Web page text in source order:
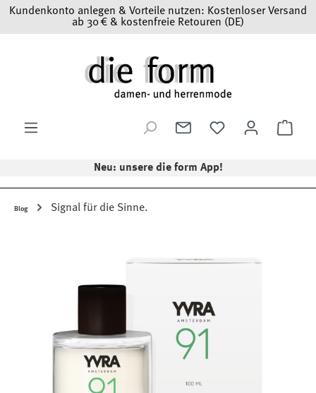
Zum Hauptinhalt springen
Kundenkonto anlegen & Vorteile nutzen: Kostenloser Versand
ab 30 € & kostenfreie Retouren (DE)
Neu: unsere die form App!
Blog Signal für die Sinne.